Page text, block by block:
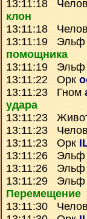
13:11:18
клон
13:11:18
13:11:19 Эльф
помощника
13:11:19 Эльф
13:11:22 Орк
13:11:23 Гном
удара
13:11:23
13:11:23
13:11:23 Орк
13:11:26 Эльф
13:11:26 Эльф
13:11:29 Эльф
Перемещение
13:11:30